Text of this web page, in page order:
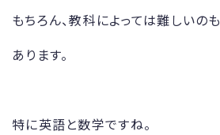
もちろん、教科によっては難しいのも
あります。
特に英語と数学ですね。